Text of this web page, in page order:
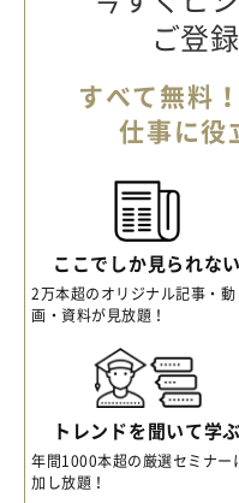
ご登
すべて無料
仕事に役
ここでしか見られない
2万本超のオリジナル記事・動
画・資料が見放題！
トレンドを聞いて学ぶ
年間1000本超の厳選セミナー
加し放題！